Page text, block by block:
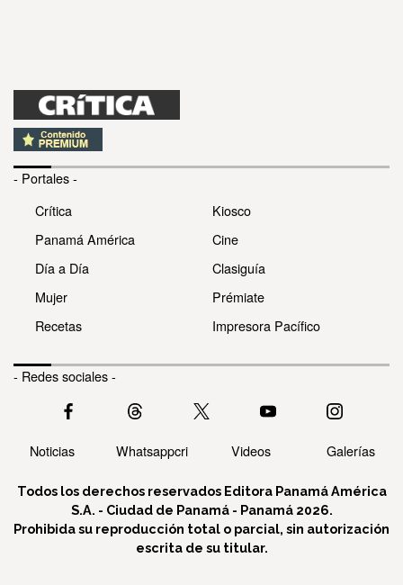
- Portales -
Crítica
Panamá América
Día a Día
Mujer
Recetas
Kiosco
Cine
Clasiguía
Prémiate
Impresora Pacífico
- Redes sociales -
Noticias Whatsappcri Videos Galerías
Todos los derechos reservados Editora Panamá América
S.A. - Ciudad de Panamá - Panamá 2026.
Prohibida su reproducción total o parcial, sin autorización
escrita de su titular.